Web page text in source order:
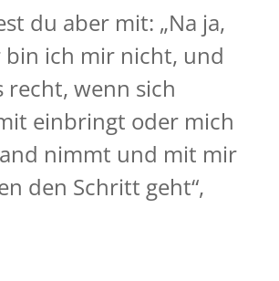
du aber mit: „Na ja,
bin ich mir nicht, und
recht, wenn sich
einbringt oder mich
nimmt und mit mir
den Schritt geht“,